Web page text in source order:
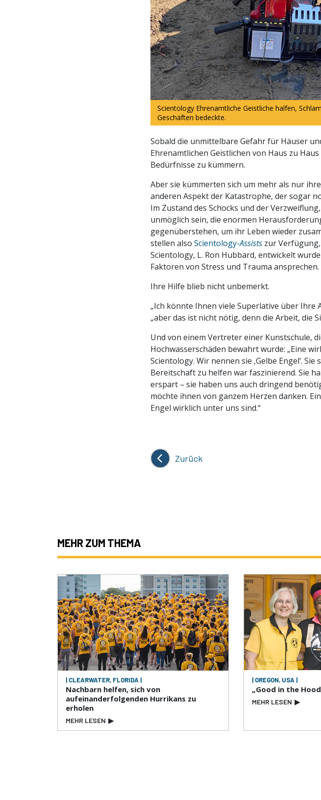
Scientology Ehrenamtliche Geistliche halfen,
Geschäften bedeckte.
Sobald die unmittelbare Gefahr für Häuser
Ehrenamtlichen Geistlichen von Haus zu
Bedürfnisse zu kümmern.
Aber sie kümmerten sich um mehr als nur
anderen Aspekt der Katastrophe, der sogar
Im Zustand des Schocks und der
unmöglich sein, die enormen
gegenüberstehen, um ihr Leben wieder
stellen also Scientology-Assists zur
Scientology, L. Ron Hubbard, entwickelt
Faktoren von Stress und Trauma ansprechen.
Ihre Hilfe blieb nicht unbemerkt.
„Ich könnte Ihnen viele Superlative über
„aber das ist nicht nötig, denn die Arbeit, die
Und von einem Vertreter einer Kunstschule,
Hochwasserschäden bewahrt wurde: „Eine
Scientology. Wir nennen sie ‚Gelbe Engel‘.
Bereitschaft zu helfen war faszinierend. Sie
erspart – sie haben uns auch dringend
möchte ihnen von ganzem Herzen danken.
Engel wirklich unter uns sind.“
Zurück
MEHR ZUM THEMA
| CLEARWATER, FLORIDA |
Nachbarn helfen, sich von
aufeinanderfolgenden Hurrikans zu
erholen
MEHR LESEN ▶
| OREGON, USA |
„Good in the
MEHR LESEN ▶